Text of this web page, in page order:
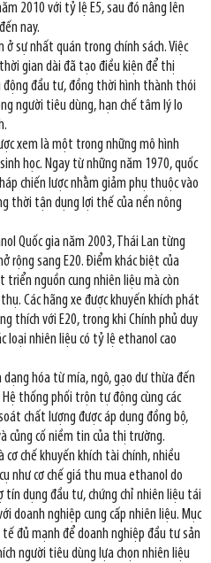
2010 với tỷ lệ E5, sau đó nâng lên
nay.
sự nhất quán trong chính sách. Việc
gian dài đã tạo điều kiện để thị
động đầu tư, đồng thời hình thành thói
người tiêu dùng, hạn chế tâm lý lo
xem là một trong những mô hình
học. Ngay từ những năm 1970, quốc
chiến lược nhằm giảm phụ thuộc vào
thời tận dụng lợi thế của nền nông
Quốc gia năm 2003, Thái Lan từng
rộng sang E20. Điểm khác biệt của
nguồn cung nhiên liệu mà còn
Các hãng xe được khuyến khích phát
thích với E20, trong khi Chính phủ duy
loại nhiên liệu có tỷ lệ ethanol cao
hóa từ mía, ngô, gạo dư thừa đến
thống phối trộn tự động cùng các
chất lượng được áp dụng đồng bộ,
củng cố niềm tin của thị trường.
chế khuyến khích tài chính, nhiều
như cơ chế giá thu mua ethanol do
tín dụng đầu tư, chứng chỉ nhiên liệu tái
doanh nghiệp cung cấp nhiên liệu. Mục
đủ mạnh để doanh nghiệp đầu tư sản
người tiêu dùng lựa chọn nhiên liệu